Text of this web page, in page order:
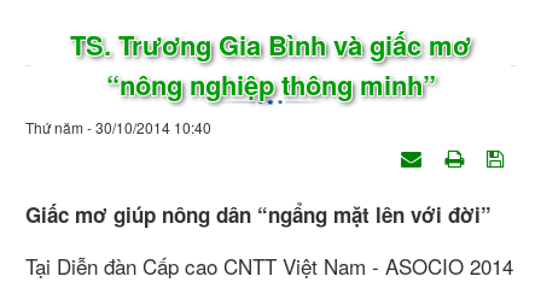
TS. Trương Gia Bình và giấc mơ
“nông nghiệp thông minh”
Thứ năm - 30/10/2014 10:40
Giấc mơ giúp nông dân “ngẩng mặt lên với đời”
Tại Diễn đàn Cấp cao CNTT Việt Nam - ASOCIO 2014